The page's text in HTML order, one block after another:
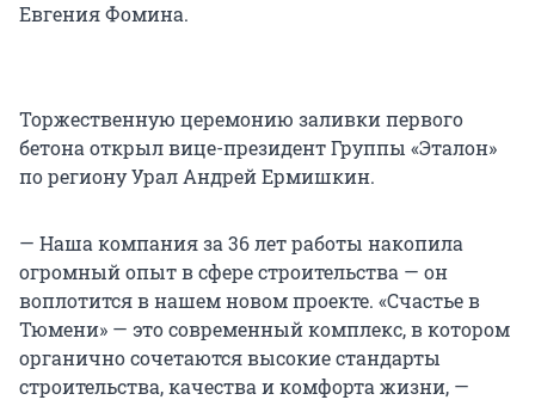
Евгения Фомина.
Торжественную церемонию заливки первого
бетона открыл вице-президент Группы «Эталон»
по региону Урал Андрей Ермишкин.
— Наша компания за 36 лет работы накопила
огромный опыт в сфере строительства — он
воплотится в нашем новом проекте. «Счастье в
Тюмени» — это современный комплекс, в котором
органично сочетаются высокие стандарты
строительства, качества и комфорта жизни, —